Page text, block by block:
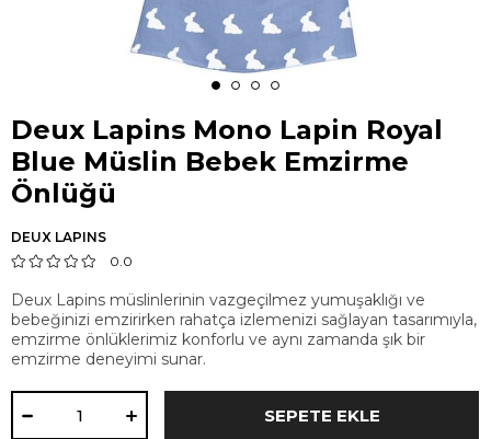
Deux Lapins Mono Lapin Royal
Blue Müslin Bebek Emzirme
Önlüğü
DEUX LAPINS
0.0
Deux Lapins müslinlerinin vazgeçilmez yumuşaklığı ve
bebeğinizi emzirirken rahatça izlemenizi sağlayan tasarımıyla,
emzirme önlüklerimiz konforlu ve aynı zamanda şık bir
emzirme deneyimi sunar.